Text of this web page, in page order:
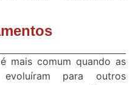
mais comum quando as
para outros